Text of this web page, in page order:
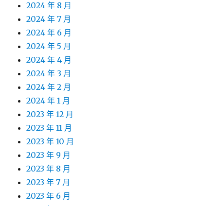
2024 年 8 月
2024 年 7 月
2024 年 6 月
2024 年 5 月
2024 年 4 月
2024 年 3 月
2024 年 2 月
2024 年 1 月
2023 年 12 月
2023 年 11 月
2023 年 10 月
2023 年 9 月
2023 年 8 月
2023 年 7 月
2023 年 6 月